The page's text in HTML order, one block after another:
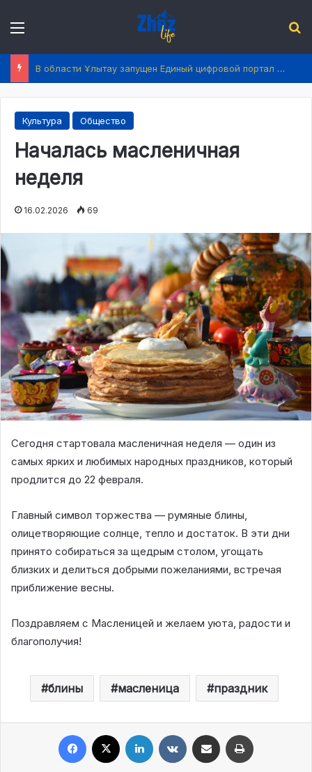
В области Ұлытау запущен Единый цифровой портал услуг
Культура Общество
Началась масленичная
неделя
16.02.2026 69
Сегодня стартовала масленичная неделя — один из
самых ярких и любимых народных праздников, который
продлится до 22 февраля.
Главный символ торжества — румяные блины,
олицетворяющие солнце, тепло и достаток. В эти дни
принято собираться за щедрым столом, угощать
близких и делиться добрыми пожеланиями, встречая
приближение весны.
Поздравляем с Масленицей и желаем уюта, радости и
благополучия!
блины масленица праздник